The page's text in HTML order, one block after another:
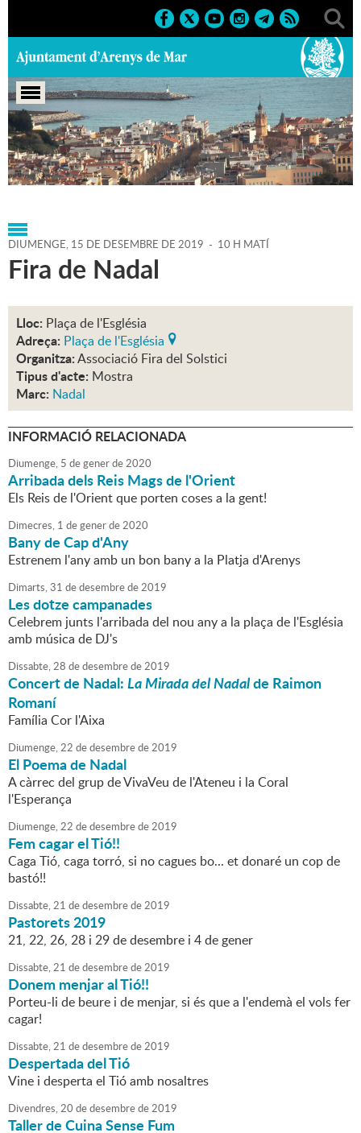
Portada > Agenda > 15-12-
2019 > Marcs > Festes > 2019 > Nadal
DIUMENGE, 15 DE DESEMBRE DE 2019 - 10 H MATÍ
Fira de Nadal
Lloc: Plaça de l'Església
Adreça: Plaça de l'Església
Organitza:Associació Fira del Solstici
Tipus d'acte: Mostra
Marc: Nadal
INFORMACIÓ RELACIONADA
Diumenge, 5 degenerde2020
Arribada dels Reis Mags de l'Orient
Els Reis de l'Orient que porten coses a la gent!
Dimecres, 1 degenerde2020
Bany de Cap d'Any
Estrenem l'any amb un bon bany a la Platja d'Arenys
Dimarts,31 dedesembrede2019
Les dotze campanades
Celebrem junts l'arribada del nou any a la plaça de l'Església
amb música de DJ's
Dissabte,28 dedesembrede2019
Concert de Nadal:La Mirada del Nadalde Raimon
Romaní
Família Cor l'Aixa
Diumenge,22 dedesembrede2019
El Poema de Nadal
A càrrec del grup de VivaVeu de l'Ateneu i la Coral
l'Esperança
Diumenge,22 dedesembrede2019
Fem cagar el Tió!!
Caga Tió, caga torró, si no cagues bo... et donaré un cop de
bastó!!
Dissabte,21 dedesembrede2019
Pastorets 2019
21, 22, 26, 28 i 29 de desembre i 4 de gener
Dissabte,21 dedesembrede2019
Donem menjar al Tió!!
Porteu-li de beure i de menjar, si és que a l'endemà el vols fer
cagar!
Dissabte,21 dedesembrede2019
Despertada del Tió
Vine i desperta el Tió amb nosaltres
Divendres,20 dedesembrede2019
Taller de Cuina Sense Fum